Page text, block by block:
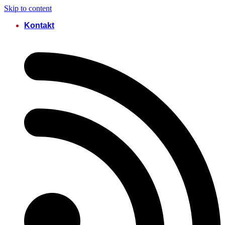
Skip to content
Kontakt